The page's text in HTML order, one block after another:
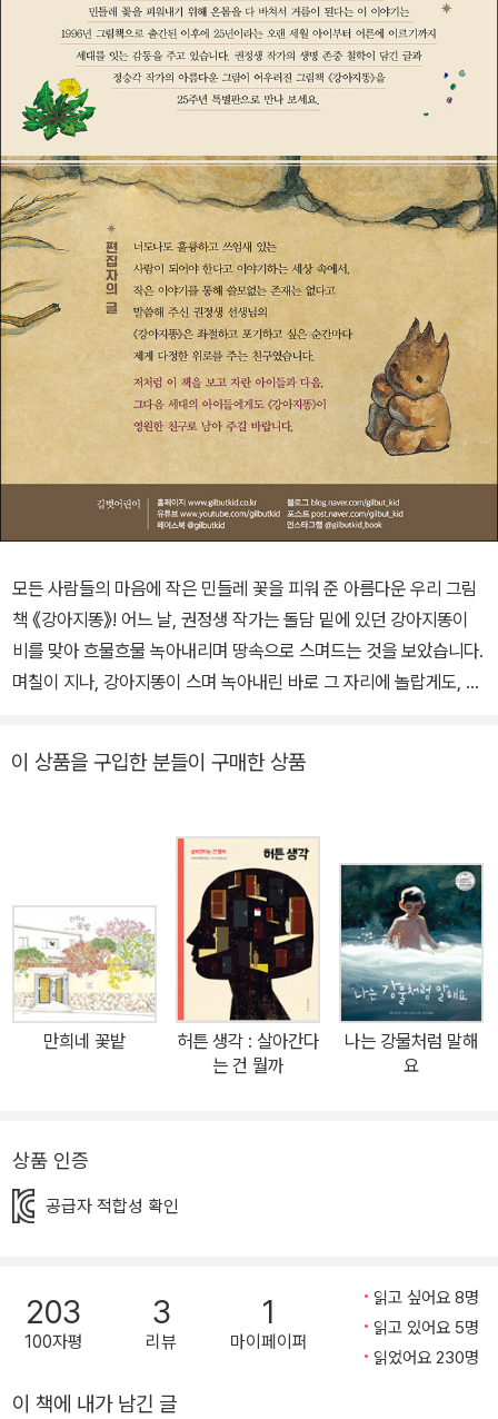
모든 사람들의 마음에 작은 민들레 꽃을 피워 준 아름다운 우리 그림
책 《강아지똥》! 어느 날, 권정생 작가는 돌담 밑에 있던 강아지똥이
비를 맞아 흐물흐물 녹아내리며 땅속으로 스며드는 것을 보았습니다.
며칠이 지나, 강아지똥이 스며 녹아내린 바로 그 자리에 놀랍게도, 앙
여 한 생명을 피워내는구나!’라는 사실에 깊은 감동을 받고, 눈물을 흘
여진 동화 ‘강아지똥’은 1969년 <월간 기독교 교육>에서 선정하는
제1회 기독교아동문학상을 수상하면서 세상에 첫 선을 보였습니다.
그림작가 정승각은 ‘강아지똥’ 이야기에 깊은 감동을 받고 ‘강아지
똥’에 담긴 소중한 의미를 그림책으로 표현해 보기로 하였습니다. 권
정생 작가는 그림책에 맞게 글을 다듬었고, 정승각 작가는 “강아지똥
이 되어야 강아지똥을 그릴 수 있다”며 스스로 강아지똥이 되기를 마
다하지 않았습니다. 작가가 처음 강아지똥을 보았던 돌담을 수차례
찾아가서 영감을 떠올렸고, 강아지가 똥 누는 모습을 관찰하기 위해
간 바라보며 마침내 강아지똥이 작가의 마음속에서 살아 움직이는 느
을 그리기 위해서 직접 비를 맞기도 했습니다. 이처럼 작가는 마음을
림책 《강아지똥》은 아이부터 어른까지 모든 사람들의 마음에 깊은 울
림과 감동을 주고 있습니다. 130만부 판매, 우리 그림책 역사상 최대
베스트셀러 《강아지똥》, 다양한 모습으로 전 세계 어린이들과 만나
다! 《강아지똥》은 지금까지 120만부 이상 판매되며 우리나라 그림
이 상품을 구입한 분들이 구매한 상품
만희네 꽃밭
허튼 생각 : 살아간다
는 건 뭘까
나는 강물처럼 말해
요
상품 인증
공급자 적합성 확인
203
100자평
3
리뷰
1
마이페이퍼
읽고 싶어요 8명
읽고 있어요 5명
읽었어요 230명
이 책에 내가 남긴 글